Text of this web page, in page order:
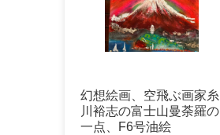
幻想絵画、空飛ぶ画家糸
川裕志の富士山曼荼羅の
一点、F6号油絵